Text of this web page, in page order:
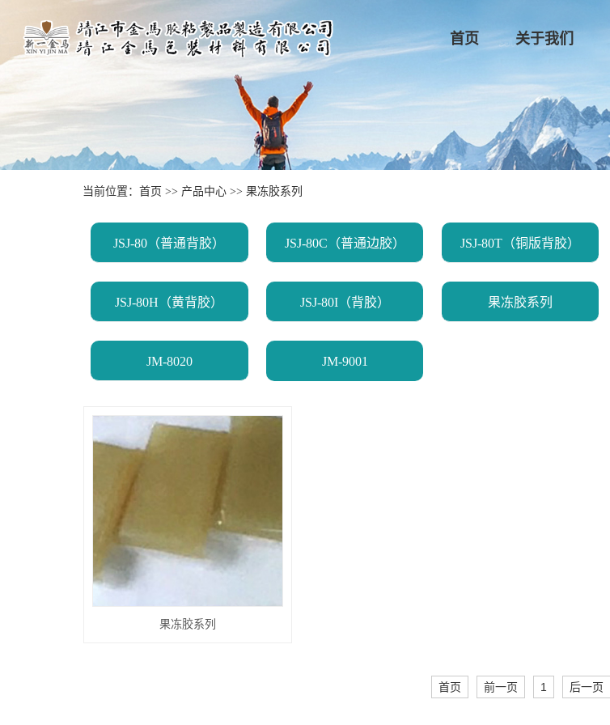
首页 关于我们
当前位置： 首页 >> 产品中心 >> 果冻胶系列
JSJ-80（普通背胶） JSJ-80C（普通边胶） JSJ-80T（铜版背胶）
JSJ-80H（黄背胶） JSJ-80I（背胶） 果冻胶系列
JM-8020 JM-9001
果冻胶系列
首页 前一页 1 后一页